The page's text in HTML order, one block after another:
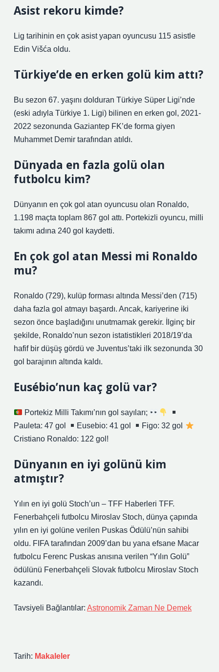
Asist rekoru kimde?
Lig tarihinin en çok asist yapan oyuncusu 115 asistle
Edin Višća oldu.
Türkiye’de en erken golü kim attı?
Bu sezon 67. yaşını dolduran Türkiye Süper Ligi’nde
(eski adıyla Türkiye 1. Ligi) bilinen en erken gol, 2021-
2022 sezonunda Gaziantep FK’de forma giyen
Muhammet Demir tarafından atıldı.
Dünyada en fazla golü olan
futbolcu kim?
Dünyanın en çok gol atan oyuncusu olan Ronaldo,
1.198 maçta toplam 867 gol attı. Portekizli oyuncu, milli
takımı adına 240 gol kaydetti.
En çok gol atan Messi mi Ronaldo
mu?
Ronaldo (729), kulüp forması altında Messi’den (715)
daha fazla gol atmayı başardı. Ancak, kariyerine iki
sezon önce başladığını unutmamak gerekir. İlginç bir
şekilde, Ronaldo’nun sezon istatistikleri 2018/19’da
hafif bir düşüş gördü ve Juventus’taki ilk sezonunda 30
gol barajının altında kaldı.
Eusébio’nun kaç golü var?
Portekiz Milli Takımı’nın gol sayıları;
Pauleta: 47 gol
Eusebio: 41 gol
Figo: 32 gol
Cristiano Ronaldo: 122 gol!
Dünyanın en iyi golünü kim
atmıştır?
Yılın en iyi golü Stoch’un – TFF Haberleri TFF.
Fenerbahçeli futbolcu Miroslav Stoch, dünya çapında
yılın en iyi golüne verilen Puskas Ödülü’nün sahibi
oldu. FIFA tarafından 2009’dan bu yana efsane Macar
futbolcu Ferenc Puskas anısına verilen “Yılın Golü”
ödülünü Fenerbahçeli Slovak futbolcu Miroslav Stoch
kazandı.
Tavsiyeli Bağlantılar: Astronomik Zaman Ne Demek
Tarih: Makaleler